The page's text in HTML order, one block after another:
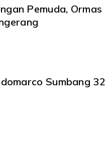
Pemuda, Ormas
Sumbang 32